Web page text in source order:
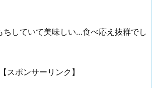
ちしていて美味しい…食べ応え抜群でし
【スポンサーリンク】